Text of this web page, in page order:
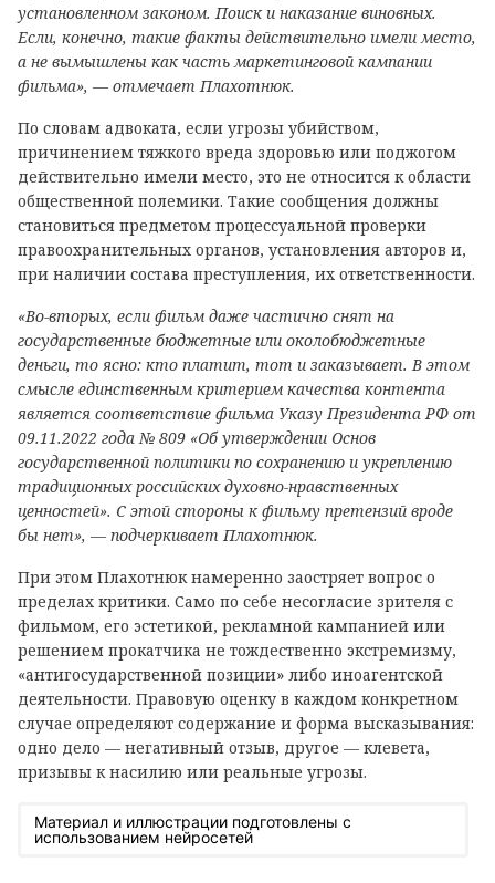
установленном законом. Поиск и наказание виновных.
Если, конечно, такие факты действительно имели место,
а не вымышлены как часть маркетинговой кампании
фильма», — отмечает Плахотнюк.
По словам адвоката, если угрозы убийством,
причинением тяжкого вреда здоровью или поджогом
действительно имели место, это не относится к области
общественной полемики. Такие сообщения должны
становиться предметом процессуальной проверки
правоохранительных органов, установления авторов и,
при наличии состава преступления, их ответственности.
«Во-вторых, если фильм даже частично снят на
государственные бюджетные или околобюджетные
деньги, то ясно: кто платит, тот и заказывает. В этом
смысле единственным критерием качества контента
является соответствие фильма Указу Президента РФ от
09.11.2022 года № 809 «Об утверждении Основ
государственной политики по сохранению и укреплению
традиционных российских духовно-нравственных
ценностей». С этой стороны к фильму претензий вроде
бы нет», — подчеркивает Плахотнюк.
При этом Плахотнюк намеренно заостряет вопрос о
пределах критики. Само по себе несогласие зрителя с
фильмом, его эстетикой, рекламной кампанией или
решением прокатчика не тождественно экстремизму,
«антигосударственной позиции» либо иноагентской
деятельности. Правовую оценку в каждом конкретном
случае определяют содержание и форма высказывания:
одно дело — негативный отзыв, другое — клевета,
призывы к насилию или реальные угрозы.
Материал и иллюстрации подготовлены с
использованием нейросетей